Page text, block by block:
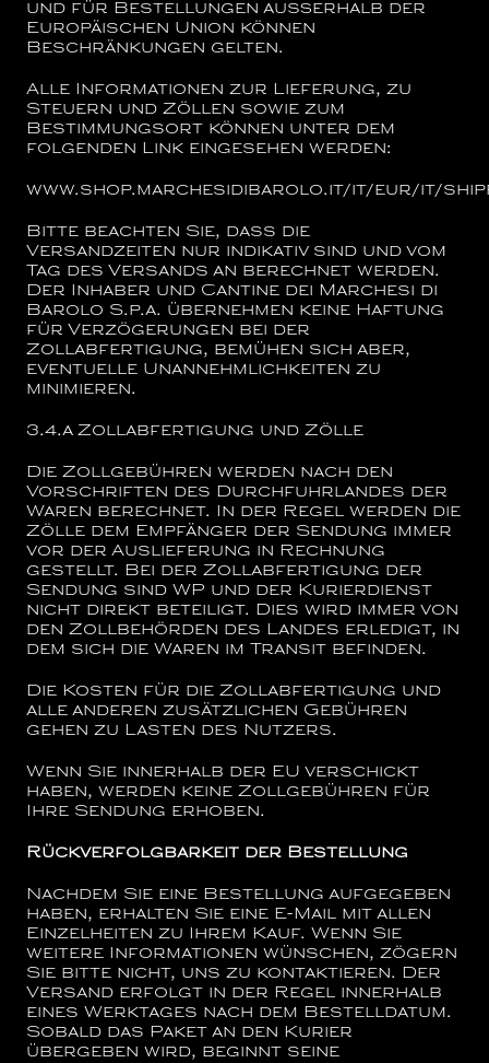
und für Bestellungen außerhalb der
Europäischen Union können
Beschränkungen gelten.
Alle Informationen zur Lieferung, zu
Steuern und Zöllen sowie zum
Bestimmungsort können unter dem
folgenden Link eingesehen werden:
www.shop.marchesidibarolo.it/it/eur/it/
Bitte beachten Sie, dass die
Versandzeiten nur indikativ sind und vom
Tag des Versands an berechnet werden.
Der Inhaber und Cantine dei Marchesi di
Barolo S.p.a. übernehmen keine Haftung
für Verzögerungen bei der
Zollabfertigung, bemühen sich aber,
eventuelle Unannehmlichkeiten zu
minimieren.
3.4.a Zollabfertigung und Zölle
Die Zollgebühren werden nach den
Vorschriften des Durchfuhrlandes der
Waren berechnet. In der Regel werden die
Zölle dem Empfänger der Sendung immer
vor der Auslieferung in Rechnung
gestellt. Bei der Zollabfertigung der
Sendung sind WP und der Kurierdienst
nicht direkt beteiligt. Dies wird immer von
den Zollbehörden des Landes erledigt, in
dem sich die Waren im Transit befinden.
Die Kosten für die Zollabfertigung und
alle anderen zusätzlichen Gebühren
gehen zu Lasten des Nutzers.
Wenn Sie innerhalb der EU verschickt
haben, werden keine Zollgebühren für
Ihre Sendung erhoben.
Rückverfolgbarkeit der Bestellung
Nachdem Sie eine Bestellung aufgegeben
haben, erhalten Sie eine E-Mail mit allen
Einzelheiten zu Ihrem Kauf. Wenn Sie
weitere Informationen wünschen, zögern
Sie bitte nicht, uns zu kontaktieren. Der
Versand erfolgt in der Regel innerhalb
eines Werktages nach dem Bestelldatum.
Sobald das Paket an den Kurier
übergeben wird, beginnt seine